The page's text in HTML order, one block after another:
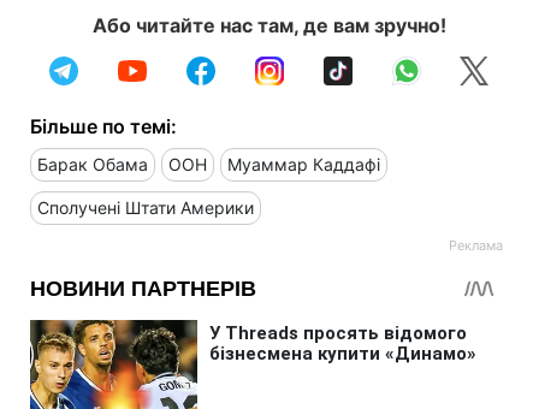
Або читайте нас там, де вам зручно!
Більше по темі:
Барак Обама ООН Муаммар Каддафі
Сполучені Штати Америки